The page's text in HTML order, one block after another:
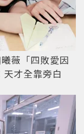
薇「四敗愛因
才全靠旁白